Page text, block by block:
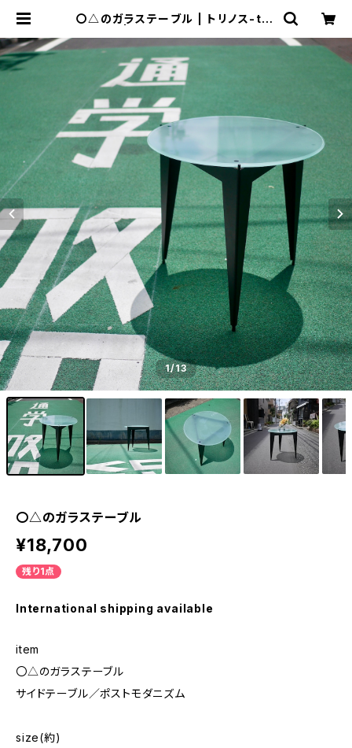
〇△のガラステーブル | トリノス-tor
ショップ・古着
1/13
〇△のガラステーブル
¥18,700
残り1点
International shipping available
item
〇△のガラステーブル
サイドテーブル／ポストモダニズム
size(約)